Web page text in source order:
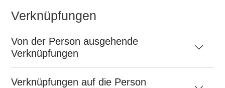
Verknüpfungen
Von der Person ausgehende
Verknüpfungen
Verknüpfungen auf die Person